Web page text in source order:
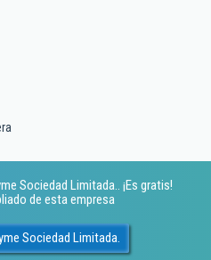
Sociedad Limitada.. ¡Es gratis!
de esta empresa
Sociedad Limitada.